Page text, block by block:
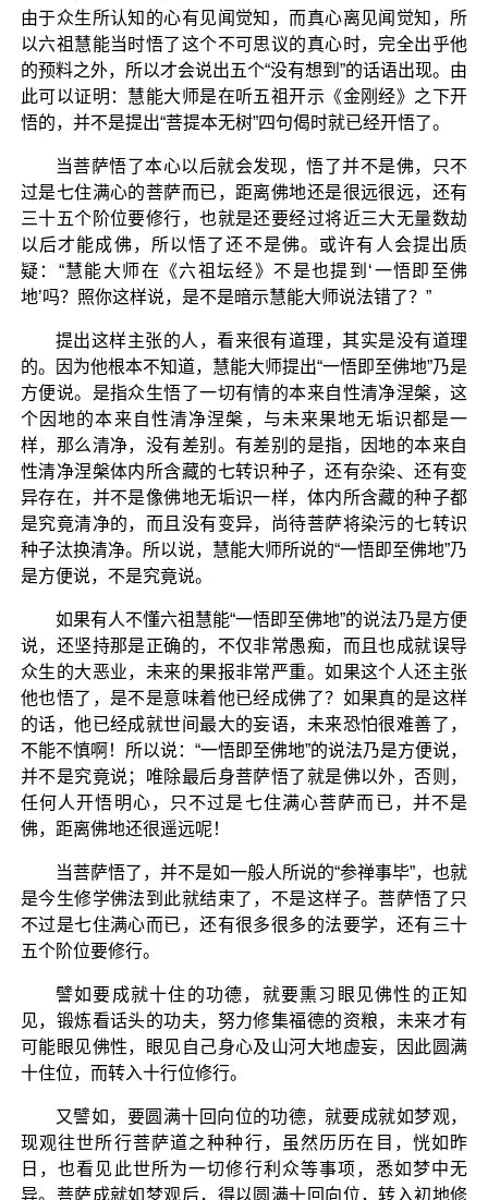
由于众生所认知的心有见闻觉知，而真心离见闻觉知，所
以六祖慧能当时悟了这个不可思议的真心时，完全出乎他
的预料之外，所以才会说出五个“没有想到”的话语出现。由
此可以证明：慧能大师是在听五祖开示《金刚经》之下开
悟的，并不是提出“菩提本无树”四句偈时就已经开悟了。
当菩萨悟了本心以后就会发现，悟了并不是佛，只不
过是七住满心的菩萨而已，距离佛地还是很远很远，还有
三十五个阶位要修行，也就是还要经过将近三大无量数劫
以后才能成佛，所以悟了还不是佛。或许有人会提出质
疑：“慧能大师在《六祖坛经》不是也提到‘一悟即至佛
地’吗？照你这样说，是不是暗示慧能大师说法错了？”
提出这样主张的人，看来很有道理，其实是没有道理
的。因为他根本不知道，慧能大师提出“一悟即至佛地”乃是
方便说。是指众生悟了一切有情的本来自性清净涅槃，这
个因地的本来自性清净涅槃，与未来果地无垢识都是一
样，那么清净，没有差别。有差别的是指，因地的本来自
性清净涅槃体内所含藏的七转识种子，还有杂染、还有变
异存在，并不是像佛地无垢识一样，体内所含藏的种子都
是究竟清净的，而且没有变异，尚待菩萨将染污的七转识
种子汰换清净。所以说，慧能大师所说的“一悟即至佛地”乃
是方便说，不是究竟说。
如果有人不懂六祖慧能“一悟即至佛地”的说法乃是方便
说，还坚持那是正确的，不仅非常愚痴，而且也成就误导
众生的大恶业，未来的果报非常严重。如果这个人还主张
他也悟了，是不是意味着他已经成佛了？如果真的是这样
的话，他已经成就世间最大的妄语，未来恐怕很难善了，
不能不慎啊！所以说：“一悟即至佛地”的说法乃是方便说，
并不是究竟说；唯除最后身菩萨悟了就是佛以外，否则，
任何人开悟明心，只不过是七住满心菩萨而已，并不是
佛，距离佛地还很遥远呢！
当菩萨悟了，并不是如一般人所说的“参禅事毕”，也就
是今生修学佛法到此就结束了，不是这样子。菩萨悟了只
不过是七住满心而已，还有很多很多的法要学，还有三十
五个阶位要修行。
譬如要成就十住的功德，就要熏习眼见佛性的正知
见，锻炼看话头的功夫，努力修集福德的资粮，未来才有
可能眼见佛性，眼见自己身心及山河大地虚妄，因此圆满
十住位，而转入十行位修行。
又譬如，要圆满十回向位的功德，就要成就如梦观，
现观往世所行菩萨道之种种行，虽然历历在目，恍如昨
日，也看见此世所为一切修行利众等事项，悉如梦中无
异。菩萨成就如梦观后，得以圆满十回向位，转入初地修